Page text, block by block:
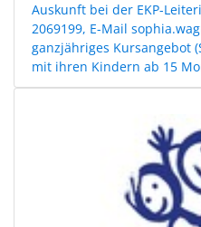
Auskunft bei der EKP-
2069199, E-Mail
ganzjähriges Kursangebot
mit ihren Kindern ab 15